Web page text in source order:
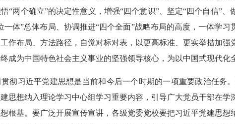
“两个确立”的决定性意义，增强“四个意识”、坚定“四个自信”
一体”总体布局、协调推进“四个全面”战略布局的高度，一体学习
作布局、方法路径，自觉对标对表，以更高标准、更实举措加
成为中国特色社会主义事业的坚强领导核心，为以中国式现代化
彻习近平党建思想是当前和今后一个时期的一项重要政治任务
建思想纳入理论学习中心组学习重要内容，引导广大党员干部在
根基。要广泛开展宣传宣讲，各级党委党校要把习近平党建思